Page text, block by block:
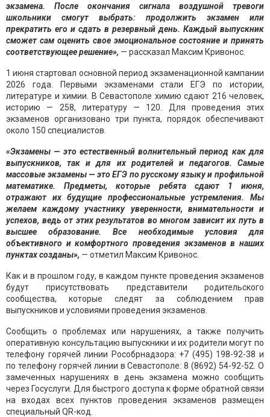
экзамена. После окончания сигнала воздушной тревоги
школьники смогут выбрать: продолжить экзамен или
прекратить его и сдать в резервный день. Каждый выпускник
сможет сам оценить свое эмоциональное состояние и принять
соответствующее решение», — рассказал Максим Кривонос.
1 июня стартовал основной период экзаменационной кампании
2026 года. Первыми экзаменами стали ЕГЭ по истории,
литературе и химии. В Севастополе химию сдают 216 человек,
историю — 258, литературу — 120. Для проведения этих
экзаменов организовано три пункта, порядок обеспечивают
около 150 специалистов.
«Экзамены — это естественный волнительный период как для
выпускников, так и для их родителей и педагогов. Самые
массовые экзамены — это ЕГЭ по русскому языку и профильной
математике. Предметы, которые ребята сдают 1 июня,
отражают их будущие профессиональные устремления. Мы
желаем каждому участнику уверенности, внимательности и
успехов, ведь от этих результатов во многом зависит их путь в
высшее образование. Все необходимые условия для
объективного и комфортного проведения экзаменов в наших
пунктах созданы», — отметил Максим Кривонос.
Как и в прошлом году, в каждом пункте проведения экзаменов
будут присутствовать представители родительского
сообщества, которые следят за соблюдением прав
выпускников и условиями проведения экзаменов.
Сообщить о проблемах или нарушениях, а также получить
оперативную консультацию выпускники и их родители могут по
телефону горячей линии Рособрнадзора: +7 (495) 198-92-38 и
по телефону горячей линии в Севастополе: 8 (8692) 54-92-52. О
замеченных нарушениях в день экзамена можно сообщить
через Госуслуги. Для быстрого доступа к форме обратной связи
на входах всех пунктов проведения экзаменов размещен
специальный QR-код.